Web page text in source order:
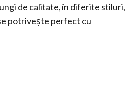
de calitate, în diferite stiluri,
potrivește perfect cu